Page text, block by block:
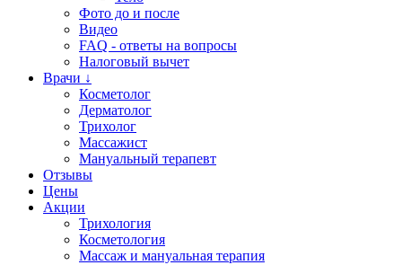
Фото до и после
Видео
FAQ - ответы на вопросы
Налоговый вычет
Врачи ↓
Косметолог
Дерматолог
Трихолог
Массажист
Мануальный терапевт
Отзывы
Цены
Акции
Трихология
Косметология
Массаж и мануальная терапия